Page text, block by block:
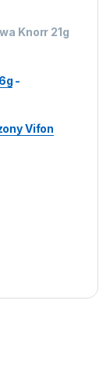
Knorr 21g
-
Vifon